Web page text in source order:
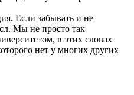
Если забывать и не
Мы не просто так
в этих словах
нет у многих других